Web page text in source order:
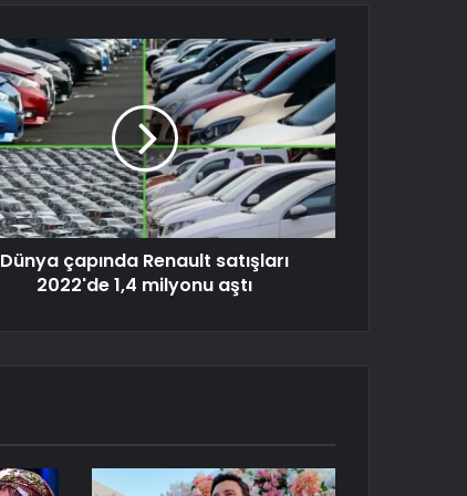
Dünya çapında Renault satışları
2022'de 1,4 milyonu aştı